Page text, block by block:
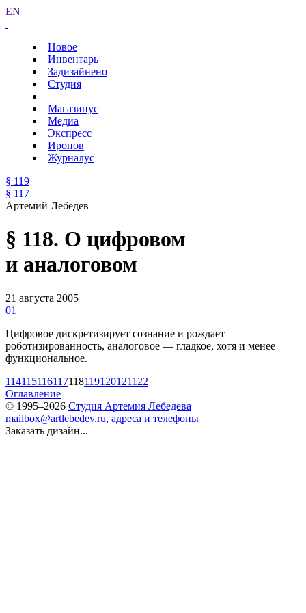
EN
Новое
Инвентарь
Задизайнено
Студия
Магазинус
Медиа
Экспресс
Иронов
Журналус
§ 119
§ 117
Артемий Лебедев
§ 118. О цифровом
и аналоговом
21 августа 2005
01
Цифровое дискретизирует сознание и рождает
роботизированность, аналоговое — гладкое, хотя и менее
функциональное.
114115116117118119120121122
Оглавление
© 1995–2026 Студия Артемия Лебедева
mailbox@artlebedev.ru, адреса и телефоны
Заказать дизайн...